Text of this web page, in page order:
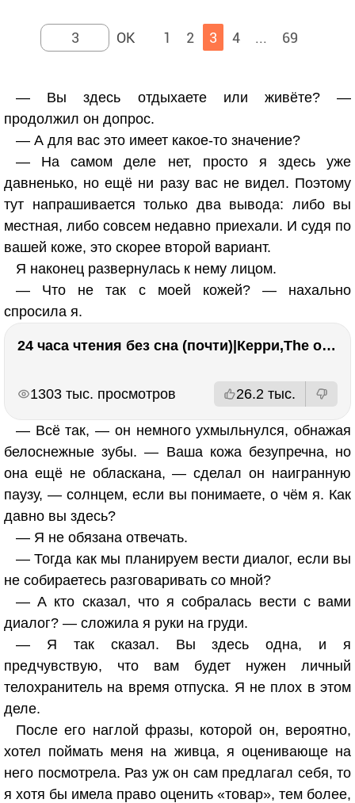
1 2 3 4 ... 69
— Вы здесь отдыхаете или живёте? —
продолжил он допрос.
— А для вас это имеет какое-то значение?
— На самом деле нет, просто я здесь уже
давненько, но ещё ни разу вас не видел. Поэтому
тут напрашивается только два вывода: либо вы
местная, либо совсем недавно приехали. И судя по
вашей коже, это скорее второй вариант.
Я наконец развернулась к нему лицом.
— Что не так с моей кожей? — нахально
спросила я.
24 часа чтения без сна (почти)|Керри,The one единственный, Адвокат дьявола
1303 тыс. просмотров 26.2 тыс.
— Всё так, — он немного ухмыльнулся, обнажая
белоснежные зубы. — Ваша кожа безупречна, но
она ещё не обласкана, — сделал он наигранную
паузу, — солнцем, если вы понимаете, о чём я. Как
давно вы здесь?
— Я не обязана отвечать.
— Тогда как мы планируем вести диалог, если вы
не собираетесь разговаривать со мной?
— А кто сказал, что я собралась вести с вами
диалог? — сложила я руки на груди.
— Я так сказал. Вы здесь одна, и я
предчувствую, что вам будет нужен личный
телохранитель на время отпуска. Я не плох в этом
деле.
После его наглой фразы, которой он, вероятно,
хотел поймать меня на живца, я оценивающе на
него посмотрела. Раз уж он сам предлагал себя, то
я хотя бы имела право оценить «товар», тем более,